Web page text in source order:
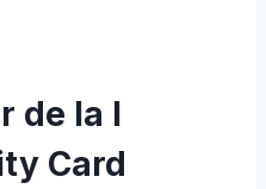
de la I
Card